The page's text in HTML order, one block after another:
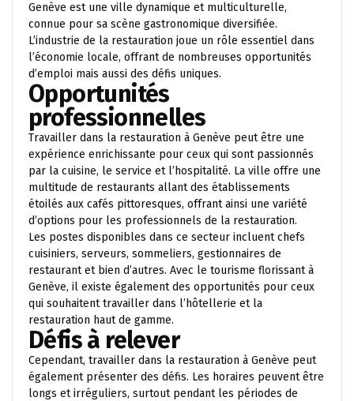
Genève est une ville dynamique et multiculturelle,
connue pour sa scène gastronomique diversifiée.
L’industrie de la restauration joue un rôle essentiel dans
l’économie locale, offrant de nombreuses opportunités
d’emploi mais aussi des défis uniques.
Opportunités
professionnelles
Travailler dans la restauration à Genève peut être une
expérience enrichissante pour ceux qui sont passionnés
par la cuisine, le service et l’hospitalité. La ville offre une
multitude de restaurants allant des établissements
étoilés aux cafés pittoresques, offrant ainsi une variété
d’options pour les professionnels de la restauration.
Les postes disponibles dans ce secteur incluent chefs
cuisiniers, serveurs, sommeliers, gestionnaires de
restaurant et bien d’autres. Avec le tourisme florissant à
Genève, il existe également des opportunités pour ceux
qui souhaitent travailler dans l’hôtellerie et la
restauration haut de gamme.
Défis à relever
Cependant, travailler dans la restauration à Genève peut
également présenter des défis. Les horaires peuvent être
longs et irréguliers, surtout pendant les périodes de